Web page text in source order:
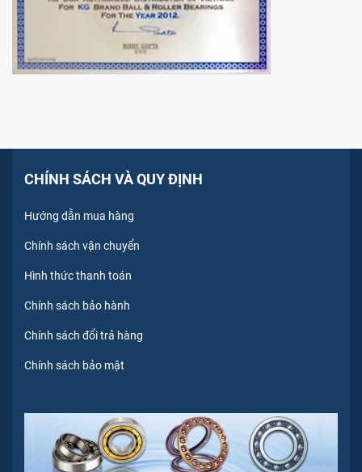
CHÍNH SÁCH VÀ QUY ĐỊNH
Hướng dẫn mua hàng
Chính sách vận chuyển
Hình thức thanh toán
Chính sách bảo hành
Chính sách đổi trả hàng
Chính sách bảo mật